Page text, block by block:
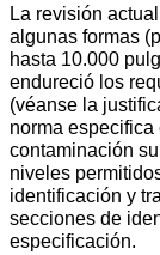
La revisión
algunas formas
hasta 10.000
endureció los
(véanse la
norma
contaminación
niveles
identificación y
secciones de
especificación.